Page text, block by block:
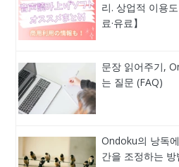
리. 상업적 이용
료·유료】
문장 읽어주기,
는 질문 (FAQ)
Ondoku의 낭독
간을 조정하는 방